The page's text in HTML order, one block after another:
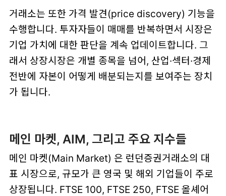
거래소는 또한 가격 발견(price discovery) 기능을
수행합니다. 투자자들이 매매를 반복하면서 시장은
기업 가치에 대한 판단을 계속 업데이트합니다. 그
래서 상장시장은 개별 종목을 넘어, 산업·섹터·경제
전반에 자본이 어떻게 배분되는지를 보여주는 장치
가 됩니다.
메인 마켓, AIM, 그리고 주요 지수들
메인 마켓(Main Market) 은 런던증권거래소의 대
표 시장으로, 규모가 큰 영국 및 해외 기업들이 주로
상장됩니다. FTSE 100, FTSE 250, FTSE 올셰어